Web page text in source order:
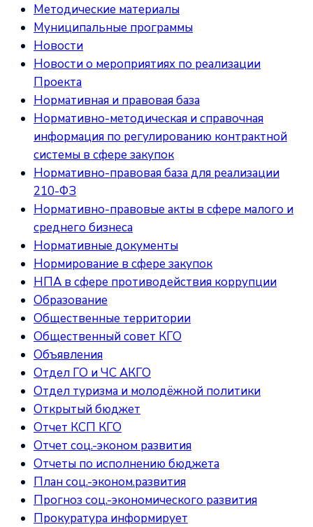
Методические материалы
Муниципальные программы
Новости
Новости о мероприятиях по реализации
Проекта
Нормативная и правовая база
Нормативно-методическая и справочная
информация по регулированию контрактной
системы в сфере закупок
Нормативно-правовая база для реализации
210-ФЗ
Нормативно-правовые акты в сфере малого и
среднего бизнеса
Нормативные документы
Нормирование в сфере закупок
НПА в сфере противодействия коррупции
Образование
Общественные территории
Общественный совет КГО
Объявления
Отдел ГО и ЧС АКГО
Отдел туризма и молодёжной политики
Открытый бюджет
Отчет КСП КГО
Отчет соц.-эконом развития
Отчеты по исполнению бюджета
План соц.-эконом.развития
Прогноз соц.-экономического развития
Прокуратура информирует